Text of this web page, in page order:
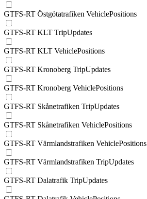
GTFS-RT Östgötatrafiken VehiclePositions
GTFS-RT KLT TripUpdates
GTFS-RT KLT VehiclePositions
GTFS-RT Kronoberg TripUpdates
GTFS-RT Kronoberg VehiclePositions
GTFS-RT Skånetrafiken TripUpdates
GTFS-RT Skånetrafiken VehiclePositions
GTFS-RT Värmlandstrafiken VehiclePositions
GTFS-RT Värmlandstrafiken TripUpdates
GTFS-RT Dalatrafik TripUpdates